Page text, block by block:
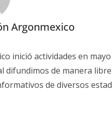
Argonmexico
inició actividades en
difundimos de manera
de diversos